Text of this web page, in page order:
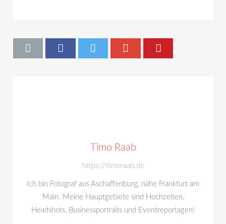
Timo Raab
https://timoraab.de
Ich bin Fotograf aus Aschaffenburg, nähe Frankfurt am
Main. Meine Hauptgebiete sind Hochzeiten,
Headshots, Businessportraits und Eventreportagen!